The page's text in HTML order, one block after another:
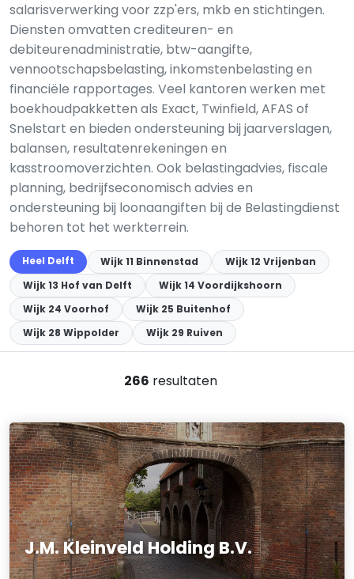
salarisverwerking voor zzp'ers, mkb en stichtingen.
Diensten omvatten crediteuren- en
debiteurenadministratie, btw-aangifte,
vennootschapsbelasting, inkomstenbelasting en
financiële rapportages. Veel kantoren werken met
boekhoudpakketten als Exact, Twinfield, AFAS of
Snelstart en bieden ondersteuning bij jaarverslagen,
balansen, resultatenrekeningen en
kasstroomoverzichten. Ook belastingadvies, fiscale
planning, bedrijfseconomisch advies en
ondersteuning bij loonaangiften bij de Belastingdienst
behoren tot het werkterrein.
Heel Delft Wijk 11 Binnenstad
Wijk 12 Vrijenban
Wijk 13 Hof van Delft
Wijk 14 Voordijkshoorn
Wijk 24 Voorhof
Wijk 25 Buitenhof
Wijk 28 Wippolder
Wijk 29 Ruiven
266 resultaten
J.M. Kleinveld Holding B.V.